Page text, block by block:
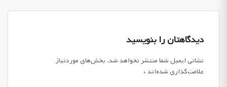
دیدگاهتان را بنویسید
نشانی ایمیل شما منتشر نخواهد شد. بخش‌های موردنیاز
علامت‌گذاری شده‌اند*